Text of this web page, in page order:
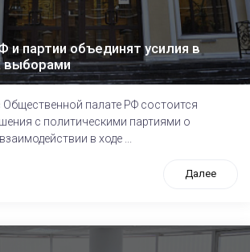
и партии объединят усилия в
выборами
Общественной палате РФ состоится
с политическими партиями о
в ходе ...
Далее